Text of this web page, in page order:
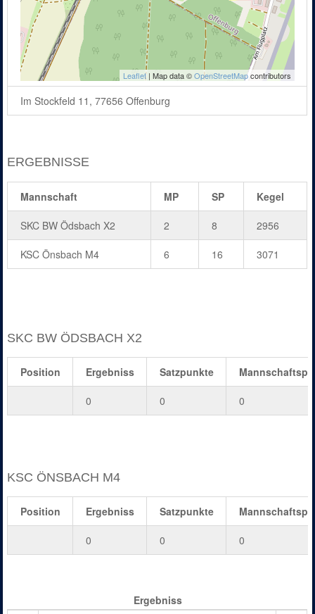
Leaflet| Map data ©OpenStreetMapcontributors
Im Stockfeld 11, 77656 Offenburg
ERGEBNISSE
Mannschaft MP SP Kegel
SKC BW Ödsbach X2 2 8 2956
KSC Önsbach M4 6 16 3071
SKC BW ÖDSBACH X2
Position Ergebniss Satzpunkte
0 0 0
KSC ÖNSBACH M4
Position Ergebniss Satzpunkte
0 0 0
Ergebniss